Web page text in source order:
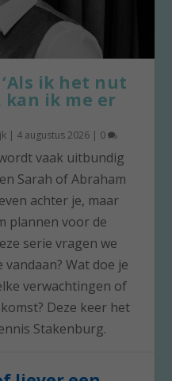
ik het nut
ik me er
| 4 augustus 2026 | 0
vaak uitbundig
Sarah of Abraham
achter je, maar
plannen voor de
serie vragen we
Wat doe je
verwachtingen of
Deze keer het
Stakenburg.